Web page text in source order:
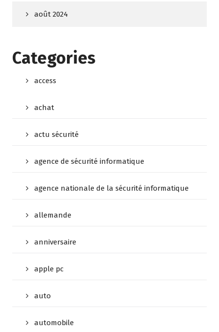
août 2024
Categories
access
achat
actu sécurité
agence de sécurité informatique
agence nationale de la sécurité informatique
allemande
anniversaire
apple pc
auto
automobile